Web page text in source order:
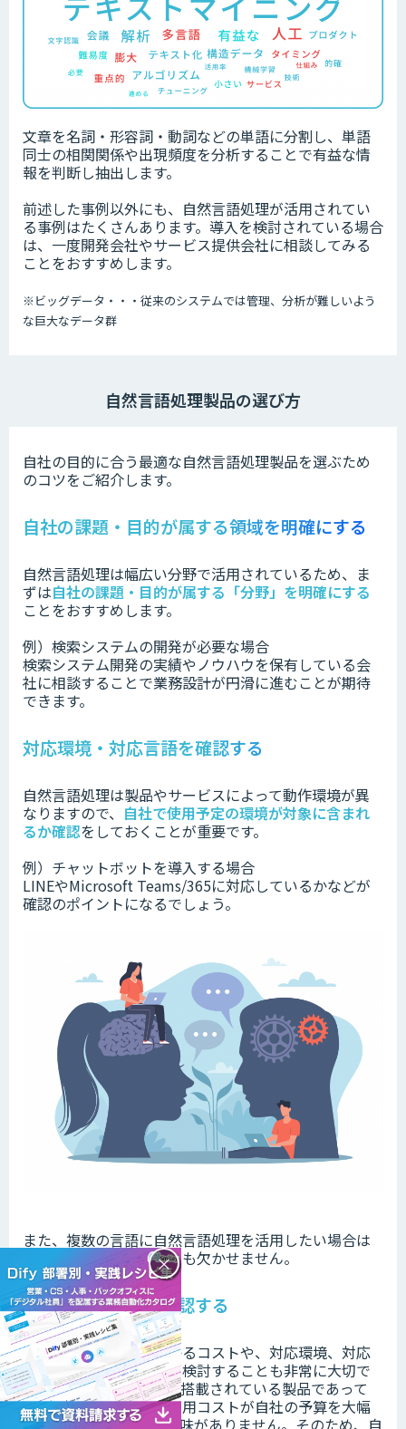
文章を名詞・形容詞・動詞などの単語に分割し、単語
同士の相関関係や出現頻度を分析することで有益な情
報を判断し抽出します。
前述した事例以外にも、自然言語処理が活用されてい
る事例はたくさんあります。導入を検討されている場合
は、一度開発会社やサービス提供会社に相談してみる
ことをおすすめします。
※ ビッグデータ・・・従来のシステムでは管理、分析が難しいよう
な巨大なデータ群
自然言語処理製品の選び方
自社の目的に合う最適な自然言語処理製品を選ぶため
のコツをご紹介します。
自社の課題・目的が属する領域を明確にする
自然言語処理は幅広い分野で活用されているため、ま
ずは自社の課題・目的が属する「分野」を明確にする
ことをおすすめします。
例）検索システムの開発が必要な場合
検索システム開発の実績やノウハウを保有している会
社に相談することで業務設計が円滑に進むことが期待
できます。
対応環境・対応言語を確認する
自然言語処理は製品やサービスによって動作環境が異
なりますので、 自社で使用予定の環境が対象に含まれ
るか確認をしておくことが重要です。
例）チャットボットを導入する場合
LINEやMicrosoft Teams/365に対応しているかなどが
確認のポイントになるでしょう。
また、複数の言語に自然言語処理を活用したい場合は
対応言語を確認 することも欠かせません。
コストや使用感を確認する
製品を導入する際にかかるコストや、対応環境、対応
言語の使いやすさなどを検討することも非常に大切で
す。魅力的な機能が多く搭載されている製品であって
も、その製品の導入・運用コストが自社の予算を大幅
に上回ってしまっては意味がありません。そのため、自
×